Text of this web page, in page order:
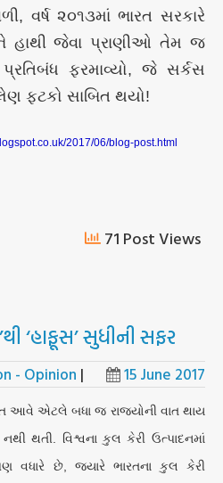
વર્ષ ૨૦૧૩માં ભારત સરકારે
હાથી જેવા પ્રાણીઓ તેમ જ
ફરમાવ્યો, જે સર્કસ
ફટકો સાબિત થયો!
2017/06/blog-post.html
71 Post Views
‘હાફૂસ’ સુધીની સફર
- Opinion | 15 June 2017
આવે એટલે બધા જ રાજ્યોની વાત થાય
થતી. વિશ્વના કુલ કેરી ઉત્પાદનમાં
વધારે છે, જ્યારે ભારતના કુલ કેરી